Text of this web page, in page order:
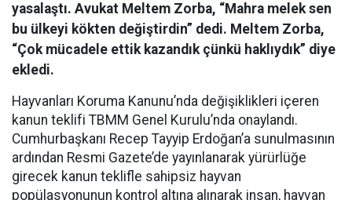
yasalaştı. Avukat Meltem Zorba, “Mahra melek sen
bu ülkeyi kökten değiştirdin” dedi. Meltem Zorba,
“Çok mücadele ettik kazandık çünkü haklıydık” diye
ekledi.
Hayvanları Koruma Kanunu’nda değişiklikleri içeren
kanun teklifi TBMM Genel Kurulu’nda onaylandı.
Cumhurbaşkanı Recep Tayyip Erdoğan’a sunulmasının
ardından Resmi Gazete’de yayınlanarak yürürlüğe
girecek kanun teklifle sahipsiz hayvan
popülasyonunun kontrol altına alınarak insan, hayvan